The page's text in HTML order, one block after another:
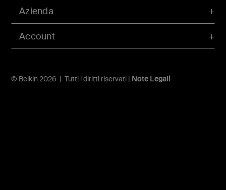
Account
Azienda
© Belkin 2026 | Tutti i diritti riservati | Note Legali